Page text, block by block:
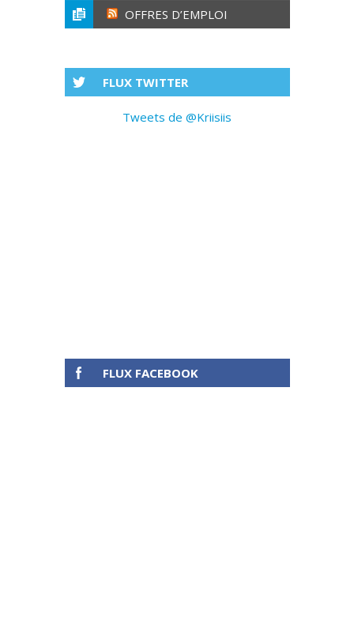
OFFRES D’EMPLOI
FLUX TWITTER
Tweets de @Kriisiis
FLUX FACEBOOK